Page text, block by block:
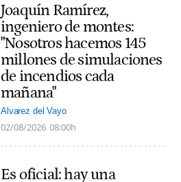
Joaquín Ramírez,
ingeniero de montes:
"Nosotros hacemos 145
millones de simulaciones
de incendios cada
mañana"
Alvarez del Vayo
02/08/2026 08:00h
Es oficial: hay una